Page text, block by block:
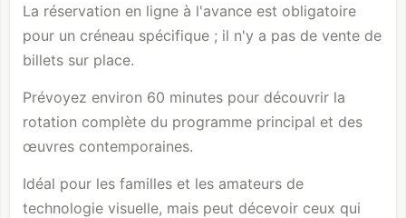
La réservation en ligne à l'avance est obligatoire
pour un créneau spécifique ; il n'y a pas de vente de
billets sur place.
Prévoyez environ 60 minutes pour découvrir la
rotation complète du programme principal et des
œuvres contemporaines.
Idéal pour les familles et les amateurs de
technologie visuelle, mais peut décevoir ceux qui